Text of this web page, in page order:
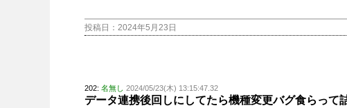
投稿日： 2024年5月23日
202: 名無し 2024/05/23(木) 13:15:47.32
データ連携後回しにしてたら機種変更バグ食らって